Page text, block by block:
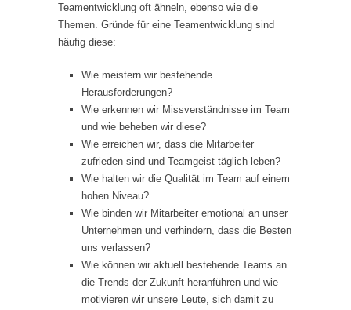
Teamentwicklung oft ähneln, ebenso wie die
Themen. Gründe für eine Teamentwicklung sind
häufig diese:
Wie meistern wir bestehende
Herausforderungen?
Wie erkennen wir Missverständnisse im Team
und wie beheben wir diese?
Wie erreichen wir, dass die Mitarbeiter
zufrieden sind und Teamgeist täglich leben?
Wie halten wir die Qualität im Team auf einem
hohen Niveau?
Wie binden wir Mitarbeiter emotional an unser
Unternehmen und verhindern, dass die Besten
uns verlassen?
Wie können wir aktuell bestehende Teams an
die Trends der Zukunft heranführen und wie
motivieren wir unsere Leute, sich damit zu